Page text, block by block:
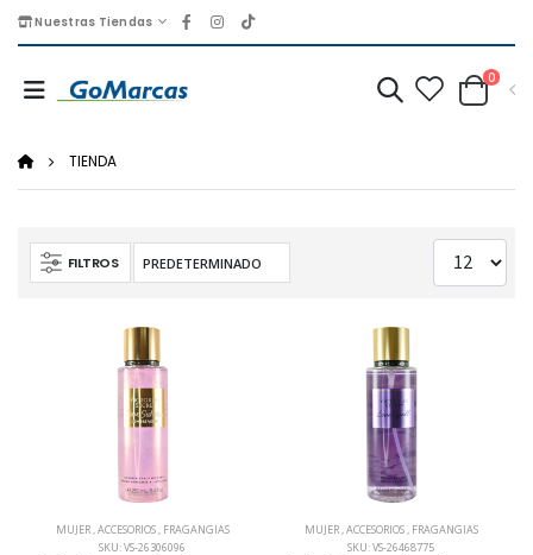
Nuestras Tiendas
0
TIENDA
FILTROS
MUJER,ACCESORIOS, FRAGANGIAS
SKU: VS-26306096
MUJER,ACCESORIOS, FRAGANGIAS
SKU: VS-26468775